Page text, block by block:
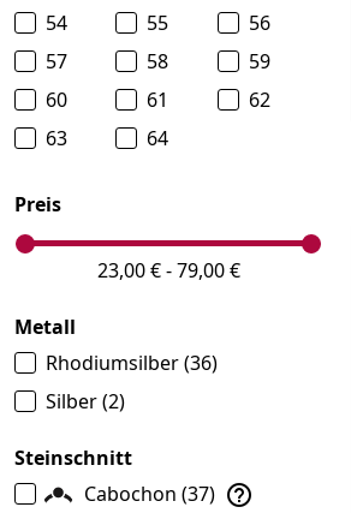
54
55
56
57
58
59
60
61
62
63
64
Preis
23,00 € - 79,00 €
Metall
Rhodiumsilber(36)
Silber(2)
Steinschnitt
Cabochon (37)